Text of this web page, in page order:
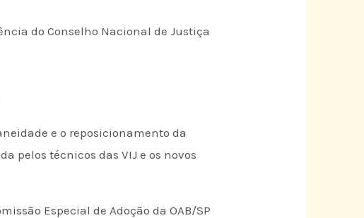
do Conselho Nacional de Justiça
e o reposicionamento da
pelos técnicos das VIJ e os novos
Especial de Adoção da OAB/SP